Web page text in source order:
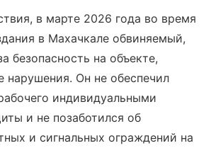
в марте 2026 года во время
в Махачкале обвиняемый,
безопасность на объекте,
нарушения. Он не обеспечил
индивидуальными
и не позаботился об
и сигнальных ограждений на